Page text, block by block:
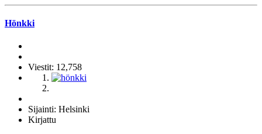
Hönkki
Viestit: 12,758
Sijainti: Helsinki
Kirjattu